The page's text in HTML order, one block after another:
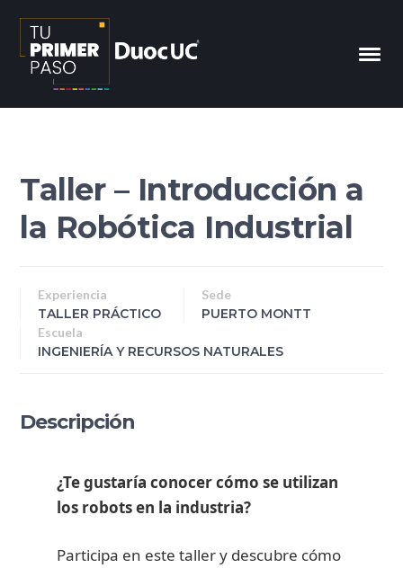
Taller – Introducción a
la Robótica Industrial
Experiencia
TALLER PRÁCTICO
Sede
PUERTO MONTT
Escuela
INGENIERÍA Y RECURSOS NATURALES
Descripción
¿Te gustaría conocer cómo se utilizan
los robots en la industria?
Participa en este taller y descubre cómo